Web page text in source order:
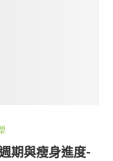
期與瘦身進度-